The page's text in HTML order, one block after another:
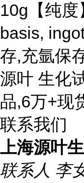
10g【纯度
basis,
存,充氩保
源叶 生化
品,6万+现
联系我们
上海源叶
联系人 李